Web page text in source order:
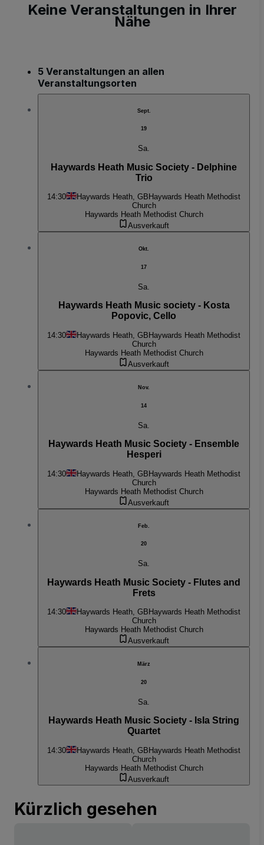
Keine Veranstaltungen in Ihrer
Nähe
5 Veranstaltungen an allen
Veranstaltungsorten
Sept.
19
Sa.
Haywards Heath Music Society - Delphine
Trio
14:30 Haywards Heath, GB Haywards Heath Methodist
Church
Haywards Heath Methodist Church
Ausverkauft
Okt.
17
Sa.
Haywards Heath Music society - Kosta
Popovic, Cello
14:30 Haywards Heath, GB Haywards Heath Methodist
Church
Haywards Heath Methodist Church
Ausverkauft
Nov.
14
Sa.
Haywards Heath Music Society - Ensemble
Hesperi
14:30 Haywards Heath, GBHaywards Heath Methodist
Church
Haywards Heath Methodist Church
Ausverkauft
Feb.
20
Sa.
Haywards Heath Music Society - Flutes and
Frets
14:30 Haywards Heath, GB Haywards Heath Methodist
Church
Haywards Heath Methodist Church
Ausverkauft
März
20
Sa.
Haywards Heath Music Society - Isla String
Quartet
14:30 Haywards Heath, GB Haywards Heath Methodist
Church
Haywards Heath Methodist Church
Ausverkauft
Kürzlich gesehen